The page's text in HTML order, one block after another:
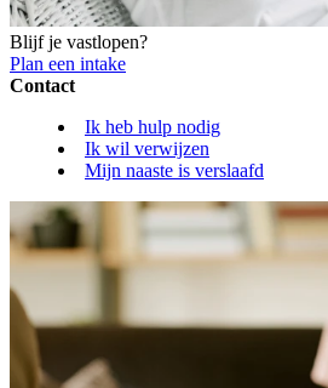
Blijf je vastlopen?
Plan een intake
Contact
Ik heb hulp nodig
Ik wil verwijzen
Mijn naaste is verslaafd